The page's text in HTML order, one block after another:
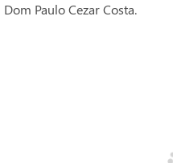
Dom Paulo Cezar Costa.